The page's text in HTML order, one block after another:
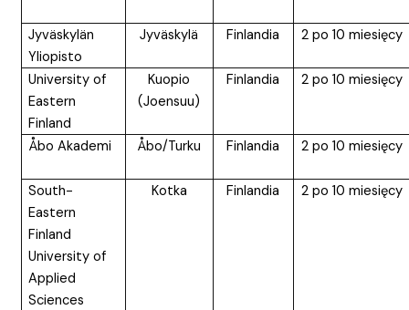
Jyväskylän
Yliopisto
Jyväskylä Finlandia 2 po 10 miesięcy
University of
Eastern
Finland
Kuopio
(Joensuu)
Finlandia 2 po 10 miesięcy
Åbo Akademi Åbo/Turku Finlandia 2 po 10 miesięcy
South-
Eastern
Finland
University of
Applied
Sciences
Kotka Finlandia 2 po 10 miesięcy